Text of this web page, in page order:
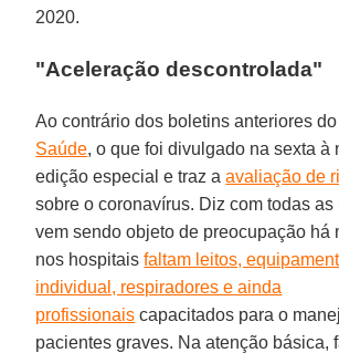
2020.
"Aceleração descontrolada"
Ao contrário dos boletins anteriores do
Saúde, o que foi divulgado na sexta à
edição especial e traz aavaliação de
sobre o coronavírus. Diz com todas as
vem sendo objeto de preocupação há
nos hospitaisfaltam leitos,
individual, respiradores e ainda
profissionais capacitados para o
pacientes graves. Na atenção básica,